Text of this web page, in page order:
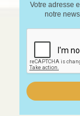
Votre adresse
notre